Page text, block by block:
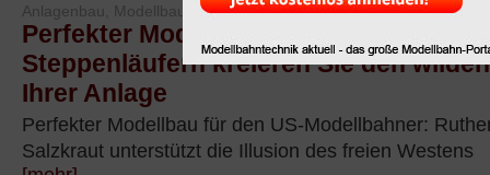
Anlagenbau, Modellbau
Perfekter Modellbau nach US-Vorbild:
Steppenläufern kreieren Sie den
Ihrer Anlage
Perfekter Modellbau für den US-Modellbahner:
Salzkraut unterstützt die Illusion des freien Westens